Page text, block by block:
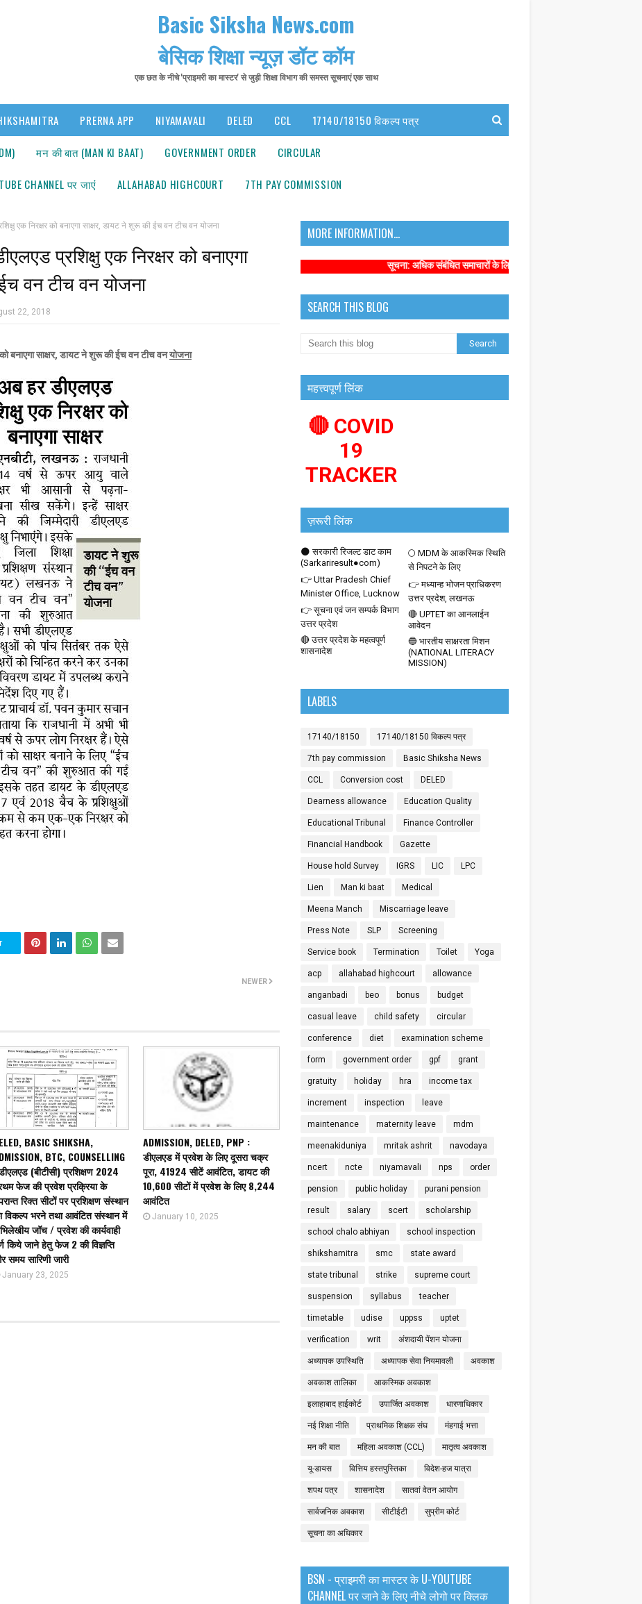
Basic Siksha News.com
बेसिक शिक्षा न्यूज़ डॉट कॉम
एक छत के नीचे 'प्राइमरी का मास्टर' से जुड़ी शिक्षा विभाग की समस्त सूचनाएं एक साथ
PRERNA APP NIYAMAVALI DELED CCL 17140/18150 विकल्प पत्र
मन की बात (MAN KI BAAT) GOVERNMENT ORDER CIRCULAR
CHANNEL पर जाएंं ALLAHABAD HIGHCOURT 7TH PAY COMMISSION
एक निरक्षर को बनाएगा साक्षर, डायट ने शुरू की ईच वन टीच वन योजना
प्रशिक्षु एक निरक्षर को बनाएगा
वन टीच वन योजना
22, 2018
बनाएगा साक्षर, डायट ने शुरू की ईच वन टीच वनयोजना
NEWER
BASIC SHIKSHA,
BTC, COUNSELLING
(बीटीसी) प्रशिक्षण 2024
फेज की प्रवेश प्रक्रिया के
रिक्त सीटों पर प्रशिक्षण संस्थान
विकल्प भरने तथा आवंटित संस्थान में
जॉच / प्रवेश की कार्यवाही
किये जाने हेतु फेज 2 की विज्ञप्ति
समय सारिणी जारी
January 23, 2025
ADMISSION, DELED, PNP :
डीएलएड में प्रवेश के लिए दूसरा चक्र
पूरा, 41924 सीटें आवंटित, डायट की
10,600 सीटों में प्रवेश के लिए 8,244
आवंटित
January 10, 2025
MORE INFORMATION...
सूचना: अधिक संबंधित समाचारों के लिए कृपया https://
SEARCH THIS BLOG
महत्त्वपूर्ण लिंक
🔴 COVID
19
TRACKER
ज़रूरी लिंक
🌑 सरकारी रिजल्ट डाट काम
(Sarkariresult●com)
🌕 MDM के आकस्मिक स्थिति
से निपटने के लिए
👉 Uttar Pradesh Chief
Minister Office, Lucknow
👉 मध्यान्ह भोजन प्राधिकरण
उत्तर प्रदेश, लखनऊ
👉 सूचना एवं जन सम्पर्क विभाग
उत्तर प्रदेश
🔴 UPTET का आनलाईन
आवेदन
🔴 उत्तर प्रदेश के महत्वपूर्ण
शासनादेश
🔵 भारतीय साक्षरता मिशन
(NATIONAL LITERACY
MISSION)
LABELS
17140/18150 17140/18150 विकल्प पत्र
7th pay commission Basic Shiksha News
CCL Conversion cost DELED
Dearness allowance Education Quality
Educational Tribunal Finance Controller
Financial Handbook Gazette
House hold Survey IGRS LIC LPC
Lien Man ki baat Medical
Meena Manch Miscarriage leave
Press Note SLP Screening
Service book Termination Toilet Yoga
acp allahabad highcourt allowance
anganbadi beo bonus budget
casual leave child safety circular
conference diet examination scheme
form government order gpf grant
gratuity holiday hra income tax
increment inspection leave
maintenance maternity leave mdm
meenakiduniya mritak ashrit navodaya
ncert ncte niyamavali nps order
pension public holiday purani pension
result salary scert scholarship
school chalo abhiyan school inspection
shikshamitra smc state award
state tribunal strike supreme court
suspension syllabus teacher
timetable udise uppss uptet
verification writ अंशदायी पेंशन योजना
अध्यापक उपस्थिति अध्यापक सेवा नियमावली अवकाश
अवकाश तालिका आकस्मिक अवकाश
इलाहाबाद हाईकोर्ट उपार्जित अवकाश धारणाधिकार
नई शिक्षा नीति प्राथमिक शिक्षक संघ मंहगाई भत्ता
मन की बात महिला अवकाश (CCL) मातृत्व अवकाश
यू-डायस वित्तिय हस्तपुस्तिका विदेश-हज यात्रा
शपथ पत्र शासनादेश सातवां वेतन आयोग
सार्वजनिक अवकाश सीटीईटी सुप्रीम कोर्ट
सूचना का अधिकार
BSN - प्राइमरी का मास्टर के U-YOUTUBE
CHANNEL पर जाने के लिए नीचे लोगो पर क्लिक